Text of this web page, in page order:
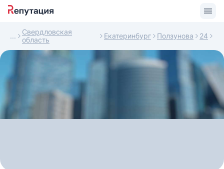
Свердловская
область
Екатеринбург Ползунова 24